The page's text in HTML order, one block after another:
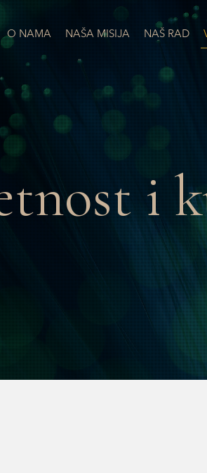
O NAMA NAŠA MISIJA NAŠ RAD
i